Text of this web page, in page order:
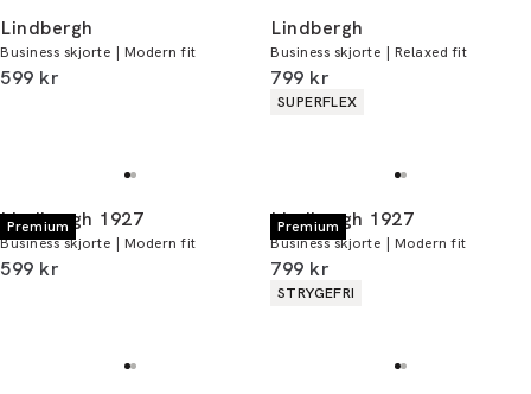
Lindbergh
Business skjorte | Modern fit
I alt (inkl. rabat)
599 kr
Lindbergh
Business skjorte | Relaxed fit
I alt (inkl. rabat)
799 kr
Produkt egenskaber
SUPERFLEX
Premium
Lindbergh 1927
Business skjorte | Modern fit
I alt (inkl. rabat)
599 kr
Premium
Lindbergh 1927
Business skjorte | Modern fit
I alt (inkl. rabat)
799 kr
Produkt egenskaber
STRYGEFRI